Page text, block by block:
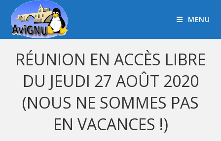
MENU
RÉUNION EN ACCÈS LIBRE
DU JEUDI 27 AOÛT 2020
(NOUS NE SOMMES PAS
EN VACANCES !)